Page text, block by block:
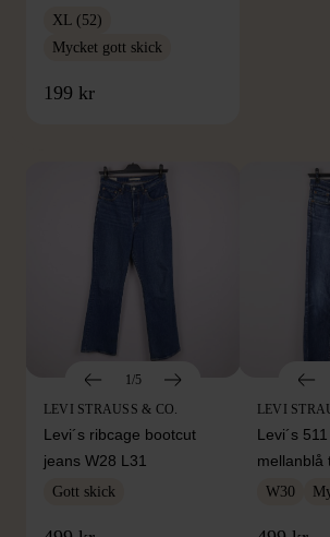
XL (52)
Mycket gott skick
199 kr
FRÅN SAMMA
1/5
LEVI STRAUSS & CO.
Levi´s ribcage bootcut
jeans W28 L31
Gott skick
LEVI
Levi´s
mellanblå
W30